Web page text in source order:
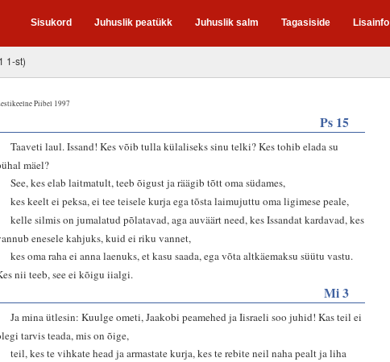
Sisukord Juhuslik peatükk Juhuslik salm Tagasiside Lisainfo
1-st)
Piibel 1997
Ps 15
Taaveti laul. Issand! Kes võib tulla külaliseks sinu telki? Kes tohib elada su
mäel?
See, kes elab laitmatult, teeb õigust ja räägib tõtt oma südames,
kes keelt ei peksa, ei tee teisele kurja ega tõsta laimujuttu oma ligimese peale,
kelle silmis on jumalatud põlatavad, aga auväärt need, kes Issandat kardavad, kes
enesele kahjuks, kuid ei riku vannet,
kes oma raha ei anna laenuks, et kasu saada, ega võta altkäemaksu süütu vastu.
nii teeb, see ei kõigu iialgi.
Mi 3
Ja mina ütlesin: Kuulge ometi, Jaakobi peamehed ja Iisraeli soo juhid! Kas teil ei
tarvis teada, mis on õige,
teil, kes te vihkate head ja armastate kurja, kes te rebite neil naha pealt ja liha